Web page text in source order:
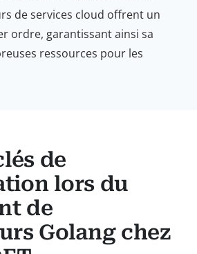
de services cloud offrent un
ordre, garantissant ainsi sa
ressources pour les
de
lors du
de
Golang chez